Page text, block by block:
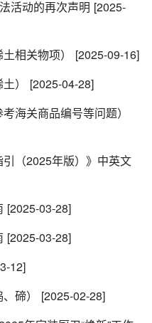
活动的再次声明 [2025-
相关物项）
[2025-09-16]
）
[2025-04-28]
海关商品编号等问题）
引（2025年版）》中英文
[2025-03-28]
[2025-03-28]
12]
碲）
[2025-02-28]